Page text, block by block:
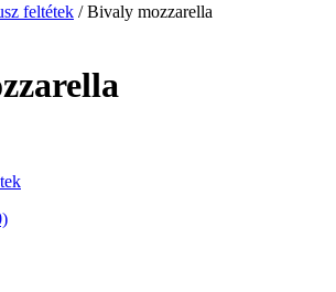
feltétek / Bivaly mozzarella